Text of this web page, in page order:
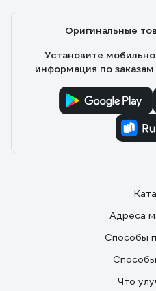
Оригинальные
Установите
информация по
Адреса
Способы
Что